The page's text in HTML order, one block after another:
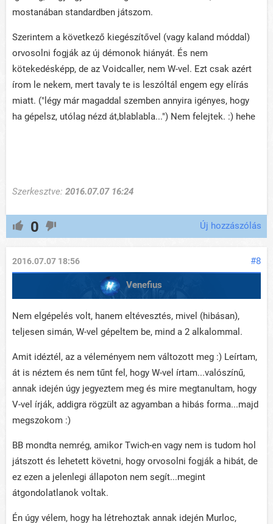
mostanában standardben játszom.
Szerintem a következő kiegészítővel (vagy kaland móddal)
orvosolni fogják az új démonok hiányát. És nem
kötekedésképp, de az Voidcaller, nem W-vel. Ezt csak azért
írom le nekem, mert tavaly te is leszóltál engem egy elírás
miatt. ("légy már magaddal szemben annyira igényes, hogy
ha gépelsz, utólag nézd át,blablabla...") Nem felejtek. :) hehe
Szerkesztve: 2016.07.07 16:24
0 Új hozzászólás
#8
2016.07.07 18:56
Venefius
Nem elgépelés volt, hanem eltévesztés, mivel (hibásan),
teljesen simán, W-vel gépeltem be, mind a 2 alkalommal.
Amit idéztél, az a véleményem nem változott meg :) Leírtam,
át is néztem és nem tűnt fel, hogy W-vel írtam...valószínű,
annak idején úgy jegyeztem meg és mire megtanultam, hogy
V-vel írják, addigra rögzült az agyamban a hibás forma...majd
megszokom :)
BB mondta nemrég, amikor Twich-en vagy nem is tudom hol
játszott és lehetett követni, hogy orvosolni fogják a hibát, de
ez ezen a jelenlegi állapoton nem segít...megint
átgondolatlanok voltak.
Én úgy vélem, hogy ha létrehoztak annak idején Murloc,